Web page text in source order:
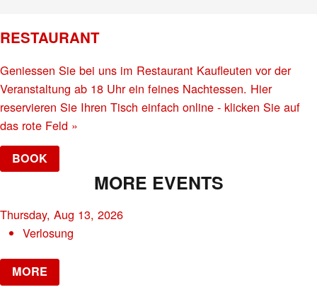
RESTAURANT
Geniessen Sie bei uns im Restaurant Kaufleuten vor der
Veranstaltung ab 18 Uhr ein feines Nachtessen. Hier
reservieren Sie Ihren Tisch einfach online - klicken Sie auf
das rote Feld »
BOOK
MORE EVENTS
Thursday, Aug 13, 2026
Verlosung
MORE